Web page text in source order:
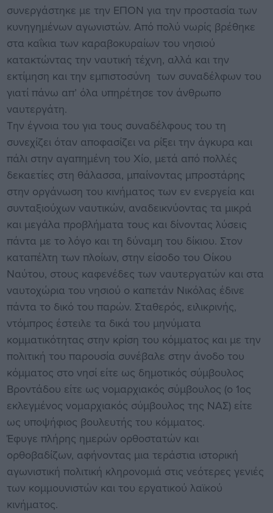
συνεργάστηκε με την ΕΠΟΝ για την προστασία των
κυνηγημένων αγωνιστών. Από πολύ νωρίς βρέθηκε
στα καΐκια των καραβοκυραίων του νησιού
κατακτώντας την ναυτική τέχνη, αλλά και την
εκτίμηση και την εμπιστοσύνη των συναδέλφων του
γιατί πάνω απ’ όλα υπηρέτησε τον άνθρωπο
ναυτεργάτη.
Την έγνοια του για τους συναδέλφους του τη
συνεχίζει όταν αποφασίζει να ρίξει την άγκυρα και
πάλι στην αγαπημένη του Χίο, μετά από πολλές
δεκαετίες στη θάλασσα, μπαίνοντας μπροστάρης
στην οργάνωση του κινήματος των εν ενεργεία και
συνταξιούχων ναυτικών, αναδεικνύοντας τα μικρά
και μεγάλα προβλήματα τους και δίνοντας λύσεις
πάντα με το λόγο και τη δύναμη του δίκιου. Στον
καταπέλτη των πλοίων, στην είσοδο του Οίκου
Ναύτου, στους καφενέδες των ναυτεργατών και στα
ναυτοχώρια του νησιού ο καπετάν Νικόλας έδινε
πάντα το δικό του παρών. Σταθερός, ειλικρινής,
ντόμπρος έστειλε τα δικά του μηνύματα
κομματικότητας στην κρίση του κόμματος και με την
πολιτική του παρουσία συνέβαλε στην άνοδο του
κόμματος στο νησί είτε ως δημοτικός σύμβουλος
Βροντάδου είτε ως νομαρχιακός σύμβουλος (ο 1ος
εκλεγμένος νομαρχιακός σύμβουλος της ΝΑΣ) είτε
ως υποψήφιος βουλευτής του κόμματος.
Έφυγε πλήρης ημερών ορθοστατών και
ορθοβαδίζων, αφήνοντας μια τεράστια ιστορική
αγωνιστική πολιτική κληρονομιά στις νεότερες γενιές
των κομμουνιστών και του εργατικού λαϊκού
κινήματος.